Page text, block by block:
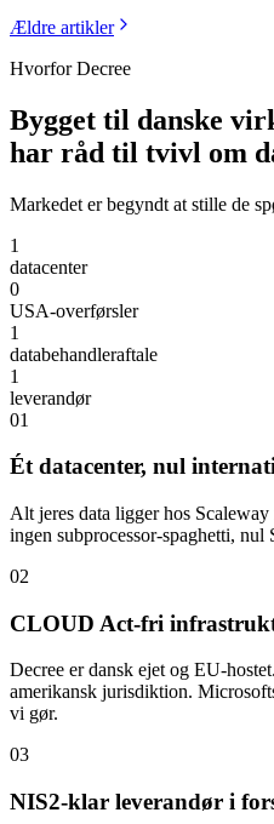
Ældre artikler
Hvorfor Decree
Bygget til danske
har råd til tvivl om
Markedet er begyndt at stille de
1
datacenter
0
USA-overførsler
1
databehandleraftale
1
leverandør
01
Ét datacenter, nul
Alt jeres data ligger hos
ingen subprocessor-spaghetti, nul
02
CLOUD Act-fri
Decree er dansk ejet og EU-
amerikansk jurisdiktion.
vi gør.
03
NIS2-klar leverandør i